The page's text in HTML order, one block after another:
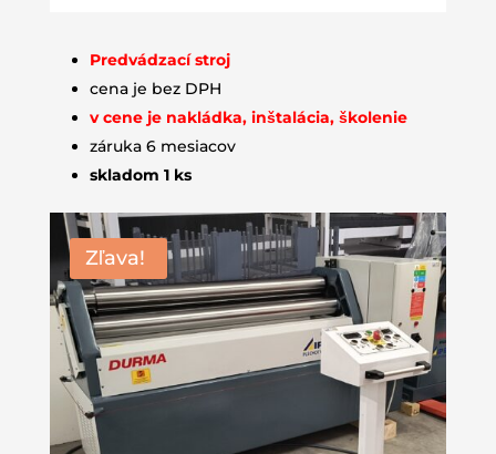
Predvádzací stroj
cena je bez DPH
v cene je nakládka, inštalácia, školenie
záruka 6 mesiacov
skladom 1 ks
Zľava!